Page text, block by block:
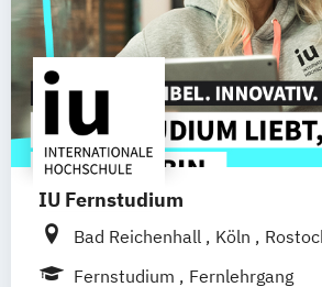
IU Fernstudium
Bad Reichenhall Köln
Kiel
Frankfurt am Main
Fernstudium
Fernlehrgang